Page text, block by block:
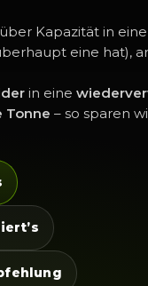
Kapazität in
eine hat),
in eine
Tonne – so sparen